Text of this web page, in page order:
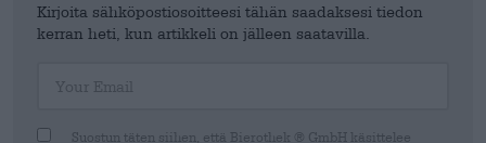
Kirjoita sähköpostiosoitteesi tähän saadaksesi tiedon
kerran heti, kun artikkeli on jälleen saatavilla.
Suostun täten siihen, että Bierothek ® GmbH käsittelee